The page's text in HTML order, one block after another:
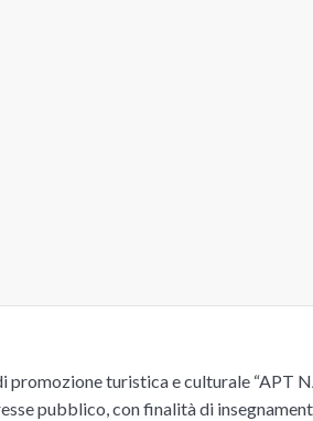
turistica e culturale “APT
pubblico, con finalità di